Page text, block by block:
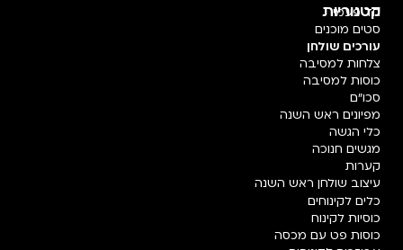
קטגוריות
חד פעמי
סטים מוכנים
עורכים שולחן
צלחות למסיבה
כוסות למסיבה
סכו"ם
מפיונים ראש השנה
כלי הגשה
מגשים חנוכה
קערות
עיצוב שולחן ראש השנה
כלים לקינוחים
כוסיות לקינוח
כוסות פט עם מכסה